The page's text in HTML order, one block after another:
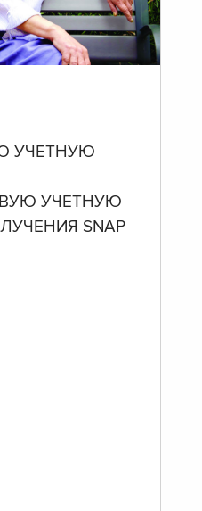
УЧЕТНУЮ
УЧЕТНУЮ
SNAP